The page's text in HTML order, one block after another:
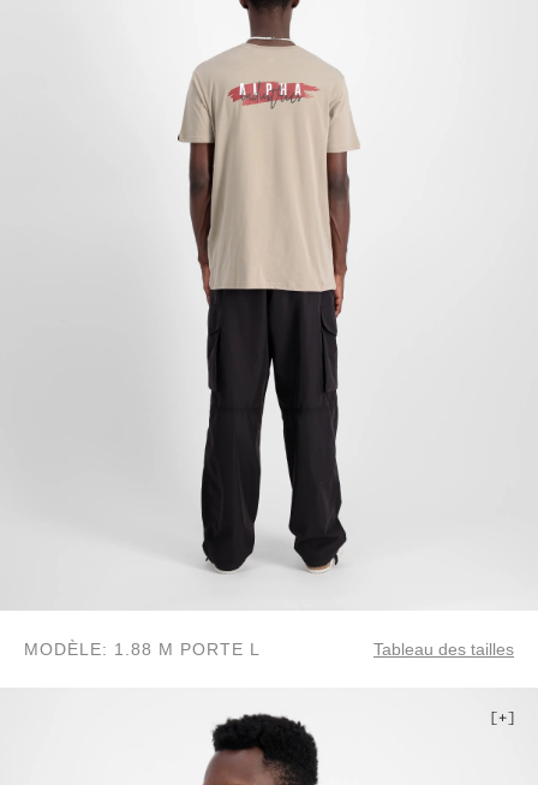
MODÈLE: 1.88 M PORTE L Tableau des tailles